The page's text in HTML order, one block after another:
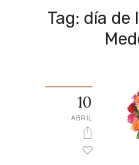
Tag: día de
10
ABRIL